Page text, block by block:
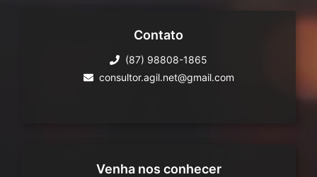
Contato
(87) 98808-1865
consultor.agil.net@gmail.com
Venha nos conhecer